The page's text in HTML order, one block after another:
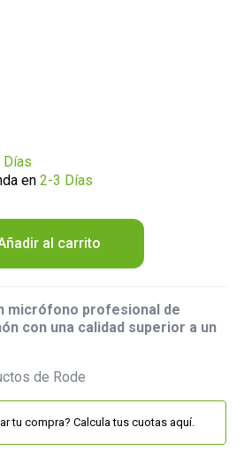
Días
en2-3 Días
al carrito
micrófono profesional de
con una calidad superior a un
tu compra? Calcula tus cuotas aquí.